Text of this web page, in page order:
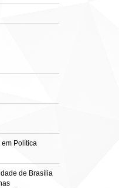
em Política
de Brasília